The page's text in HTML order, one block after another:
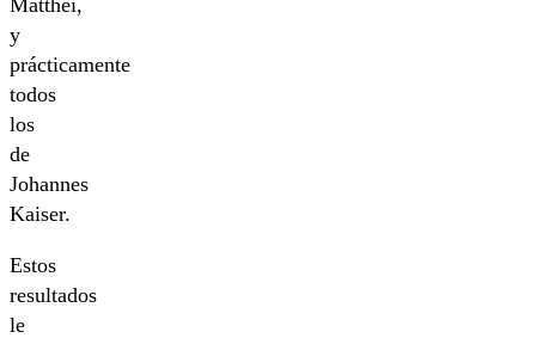
Matthei,
y
prácticamente
todos
los
de
Johannes
Kaiser.
Estos
resultados
le